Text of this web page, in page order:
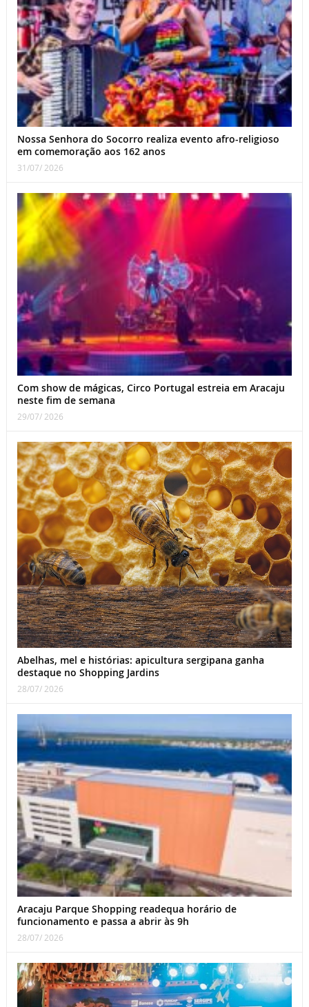
Nossa Senhora do Socorro realiza evento afro-religioso
em comemoração aos 162 anos
31/07/ 2026
Com show de mágicas, Circo Portugal estreia em Aracaju
neste fim de semana
29/07/ 2026
Abelhas, mel e histórias: apicultura sergipana ganha
destaque no Shopping Jardins
28/07/ 2026
Aracaju Parque Shopping readequa horário de
funcionamento e passa a abrir às 9h
28/07/ 2026